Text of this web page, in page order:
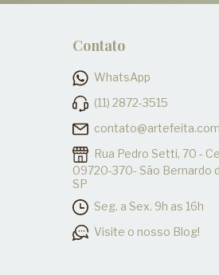
Contato
WhatsApp
(11) 2872-3515
Rua Pedro Setti, 70 -
09720-370- São Bernardo
SP
Seg. a Sex. 9h as 16h
Visite o nosso Blog!